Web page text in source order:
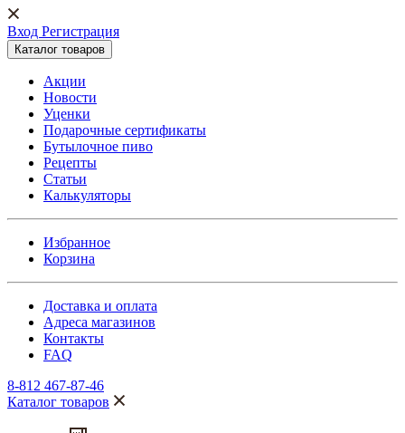
Вход Регистрация
Каталог товаров
Акции
Новости
Уценки
Подарочные сертификаты
Бутылочное пиво
Рецепты
Статьи
Калькуляторы
Избранное
Корзина
Доставка и оплата
Адреса магазинов
Контакты
FAQ
8-812 467-87-46
Каталог товаров